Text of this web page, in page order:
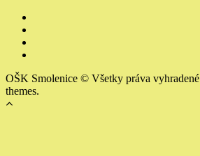
výchovné
OŠK Smolenice © Všetky práva vyhradené
themes.